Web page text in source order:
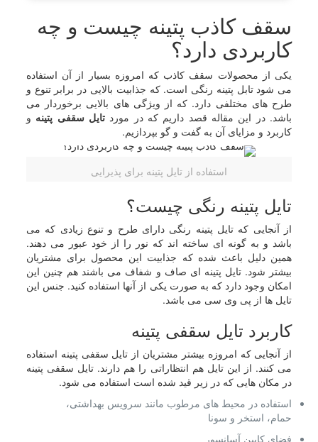
سقف کاذب پتینه چیست و چه
کاربردی دارد؟
یکی از محصولات سقف کاذب که امروزه بسیار از آن استفاده
می شود تابل پتینه رنگی است. که جذابیت بالایی در برابر تنوع و
طرح های مختلفی دارد. که از ویژگی های بالایی برخوردار می
باشد. در این مقاله قصد داریم که در موردتایل سقفی پتینه و
کاربرد و مزایای آن به گفت و گو بپردازیم.
استفاده از تایل پتینه برای پذیرایی
تایل پتینه رنگی چیست؟
از آنجایی که تایل پتینه رنگی دارای طرح و تنوع زیادی که می
باشد و به گونه ای ساخته اند که نور را از خود عبور می دهند.
همین دلیل باعث شده که جذابیت این محصول برای مشتریان
بیشتر شود. تایل پتینه ای صاف و شفاف می باشند هم چنین این
امکان وجود دارد که به صورت یکی از آنها استفاده کنید. جنس این
تایل ها از پی وی سی می باشد.
کاربرد تایل سقفی پتینه
از آنجایی که امروزه بیشتر مشتریان از تایل سقفی پتینه استفاده
می کنند. از این تایل هم انتظاراتی را هم دارند. تایل سقفی پتینه
در مکان هایی که در زیر قید شده است استفاده می شود.
استفاده در محیط های مرطوب مانند سرویس بهداشتی،
حمام، استخر و سونا
فضای کابین آسانسور